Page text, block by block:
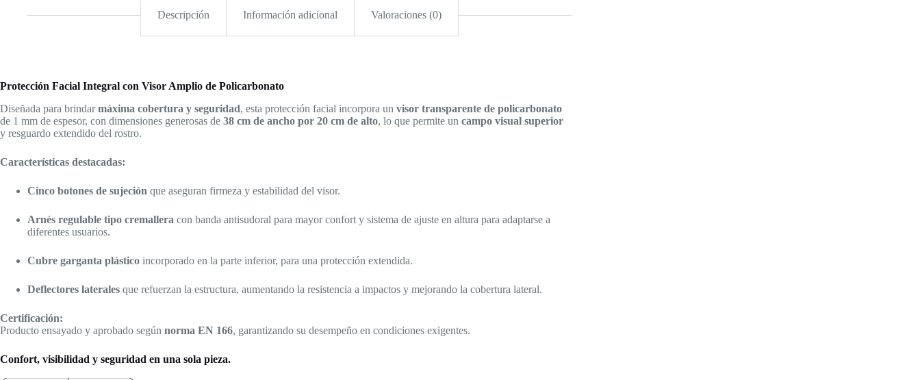
Descripción Información adicional Valoraciones (0)
Protección Facial Integral con Visor Amplio de Policarbonato
Diseñada para brindarmáxima cobertura y seguridad, esta protección facial incorpora un visor transparente de policarbonato
de 1 mm de espesor, con dimensiones generosas de 38 cm de ancho por 20 cm de alto, lo que permite un campo visual superior
y resguardo extendido del rostro.
Características destacadas:
Cinco botones de sujeción que aseguran firmeza y estabilidad del visor.
Arnés regulable tipo cremallera con banda antisudoral para mayor confort y sistema de ajuste en altura para adaptarse a
diferentes usuarios.
Cubre garganta plástico incorporado en la parte inferior, para una protección extendida.
Deflectores laterales que refuerzan la estructura, aumentando la resistencia a impactos y mejorando la cobertura lateral.
Certificación:
Producto ensayado y aprobado según norma EN 166, garantizando su desempeño en condiciones exigentes.
Confort, visibilidad y seguridad en una sola pieza.